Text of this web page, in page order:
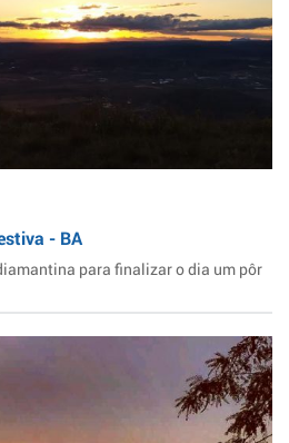
- BA
para finalizar o dia um pôr